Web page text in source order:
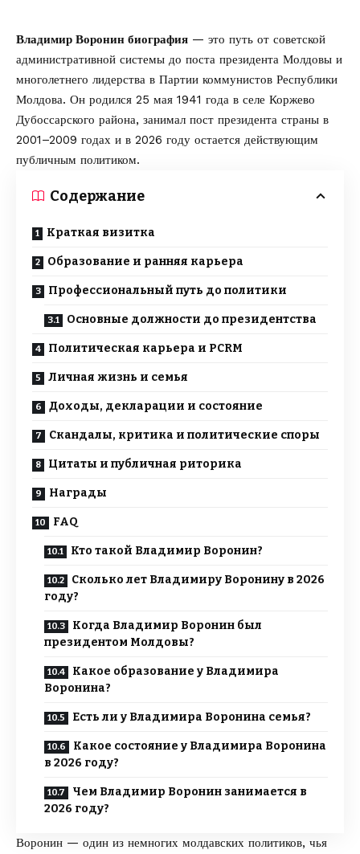
Владимир Воронин биография — это путь от советской
административной системы до поста президента Молдовы и
многолетнего лидерства в Партии коммунистов Республики
Молдова. Он родился 25 мая 1941 года в селе Коржево
Дубоссарского района, занимал пост президента страны в
2001–2009 годах и в 2026 году остается действующим
публичным политиком.
Содержание
Краткая визитка
Образование и ранняя карьера
Профессиональный путь до политики
Основные должности до президентства
Политическая карьера и PCRM
Личная жизнь и семья
Доходы, декларации и состояние
Скандалы, критика и политические споры
Цитаты и публичная риторика
Награды
FAQ
Кто такой Владимир Воронин?
Сколько лет Владимиру Воронину в 2026
году?
Когда Владимир Воронин был
президентом Молдовы?
Какое образование у Владимира
Воронина?
Есть ли у Владимира Воронина семья?
Какое состояние у Владимира Воронина
в 2026 году?
Чем Владимир Воронин занимается в
2026 году?
Воронин — один из немногих молдавских политиков, чья